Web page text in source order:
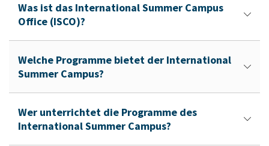
Was ist das International Summer Campus
Office (ISCO)?
Welche Programme bietet der International
Summer Campus?
Wer unterrichtet die Programme des
International Summer Campus?